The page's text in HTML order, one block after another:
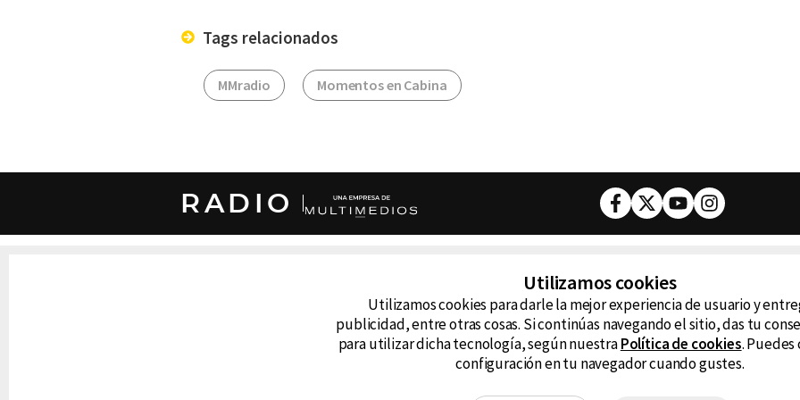
Tags relacionados
MMradio Momentos en Cabina
RADIO Facebook
TwitterYoutubeInstagram
cualquier medio electrónico o magnético.
D99
La Caliente
Utilizamos cookies
Utilizamos cookies para darle la mejor experiencia de usuario y
publicidad, entre otras cosas. Si continúas navegando el sitio, das tu
para utilizar dicha tecnología, según nuestraPolítica de cookies. Puedes
configuración en tu navegador cuando gustes.